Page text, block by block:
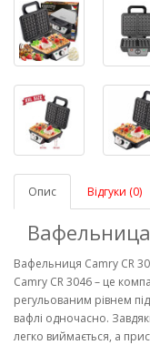
Опис Відгуки (0)
Вафельниця Camry CR
Camry CR 3046 – це
регульованим рівнем
вафлі одночасно.
легко виймається, а